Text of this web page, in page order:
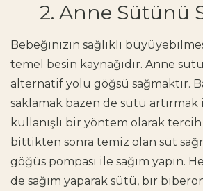
2. Anne Sütünü
Bebeğinizin sağlıklı
temel besin kaynağıdır. Anne
alternatif yolu göğsü sağmaktır.
saklamak bazen de sütü
kullanışlı bir yöntem olarak tercih
bittikten sonra temiz olan süt
göğüs pompası ile sağım yapın.
de sağım yaparak sütü, bir